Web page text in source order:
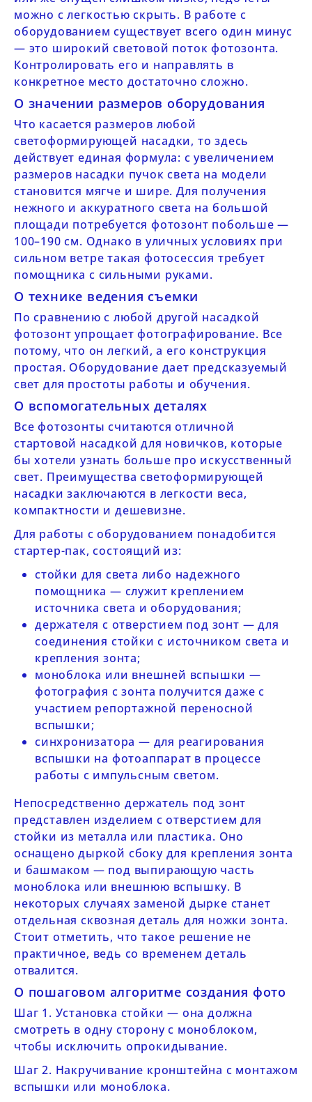
можно с легкостью скрыть. В работе с
оборудованием существует всего один минус
— это широкий световой поток фотозонта.
Контролировать его и направлять в
конкретное место достаточно сложно.
О значении размеров оборудования
Что касается размеров любой
светоформирующей насадки, то здесь
действует единая формула: с увеличением
размеров насадки пучок света на модели
становится мягче и шире. Для получения
нежного и аккуратного света на большой
площади потребуется фотозонт побольше —
100–190 см. Однако в уличных условиях при
сильном ветре такая фотосессия требует
помощника с сильными руками.
О технике ведения съемки
По сравнению с любой другой насадкой
фотозонт упрощает фотографирование. Все
потому, что он легкий, а его конструкция
простая. Оборудование дает предсказуемый
свет для простоты работы и обучения.
О вспомогательных деталях
Все фотозонты считаются отличной
стартовой насадкой для новичков, которые
бы хотели узнать больше про искусственный
свет. Преимущества светоформирующей
насадки заключаются в легкости веса,
компактности и дешевизне.
Для работы с оборудованием понадобится
стартер-пак, состоящий из:
стойки для света либо надежного
помощника — служит креплением
источника света и оборудования;
держателя с отверстием под зонт — для
соединения стойки с источником света и
крепления зонта;
моноблока или внешней вспышки —
фотография с зонта получится даже с
участием репортажной переносной
вспышки;
синхронизатора — для реагирования
вспышки на фотоаппарат в процессе
работы с импульсным светом.
Непосредственно держатель под зонт
представлен изделием с отверстием для
стойки из металла или пластика. Оно
оснащено дыркой сбоку для крепления зонта
и башмаком — под выпирающую часть
моноблока или внешнюю вспышку. В
некоторых случаях заменой дырке станет
отдельная сквозная деталь для ножки зонта.
Стоит отметить, что такое решение не
практичное, ведь со временем деталь
отвалится.
О пошаговом алгоритме создания фото
Шаг 1. Установка стойки — она должна
смотреть в одну сторону с моноблоком,
чтобы исключить опрокидывание.
Шаг 2. Накручивание кронштейна с монтажом
вспышки или моноблока.